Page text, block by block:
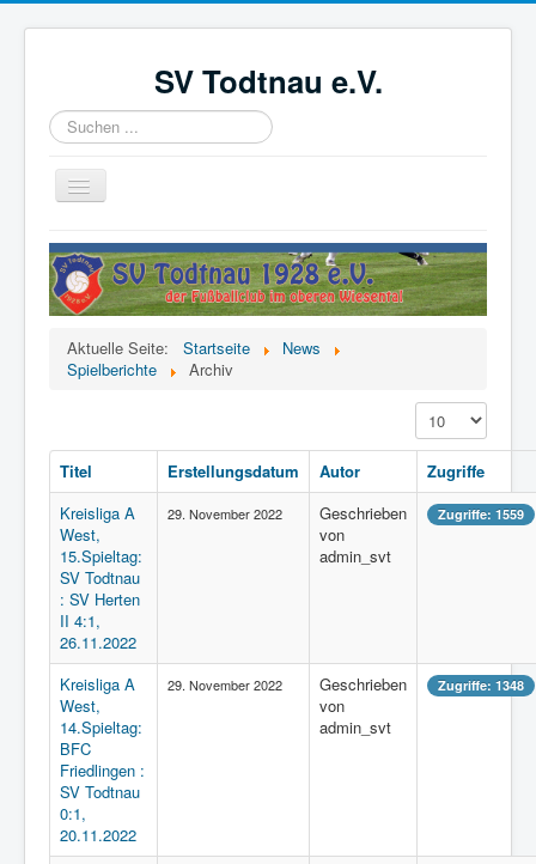
SV Todtnau e.V.
Suchen
...
Navigation
an/aus
Startseite
News
Aktive
Förderverein
Videoüberwachung
Kinder- und Jugendschutzkonzept
Aktuelle Seite: Startseite
News
Spielberichte
Archiv
Anzeige #
Titel Erstellungsdatum Autor
Zugriffe
Kreisliga A
West,
15.Spieltag:
SV Todtnau
: SV Herten
II 4:1,
26.11.2022
29. November 2022
Geschrieben
von
admin_svt
Zugriffe: 1559
Kreisliga A
West,
14.Spieltag:
BFC
Friedlingen :
SV Todtnau
0:1,
20.11.2022
29. November 2022
Geschrieben
von
admin_svt
Zugriffe: 1348